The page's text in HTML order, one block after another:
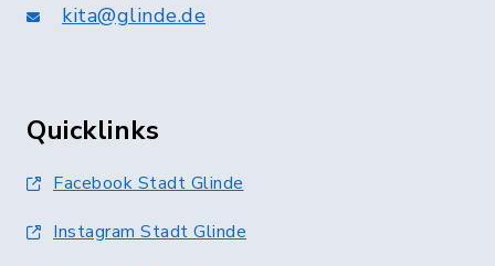
kita@glinde.de
Quicklinks
Facebook Stadt Glinde
Instagram Stadt Glinde